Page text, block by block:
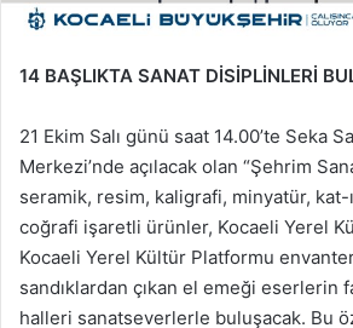
14 BAŞLIKTA SANAT DİSİPLİNLERİ
21 Ekim Salı günü saat 14.00’te Seka
Merkezi’nde açılacak olan “Şehrim
seramik, resim, kaligrafi, minyatür, kat-
coğrafi işaretli ürünler, Kocaeli Yerel
Kocaeli Yerel Kültür Platformu
sandıklardan çıkan el emeği eserlerin
halleri sanatseverlerle buluşacak. Bu